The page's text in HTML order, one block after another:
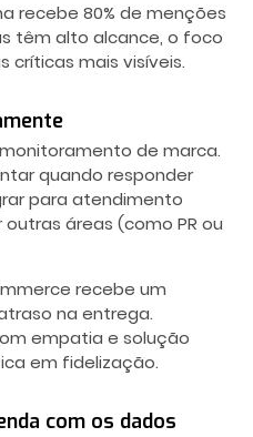
recebe 80% de menções
têm alto alcance, o foco
críticas mais visíveis.
de marca.
quando responder
para atendimento
áreas (como PR ou
recebe um
na entrega.
empatia e solução
em fidelização.
com os dados